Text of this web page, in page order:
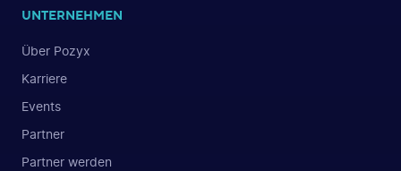
UNTERNEHMEN
Über Pozyx
Karriere
Events
Partner
Partner werden